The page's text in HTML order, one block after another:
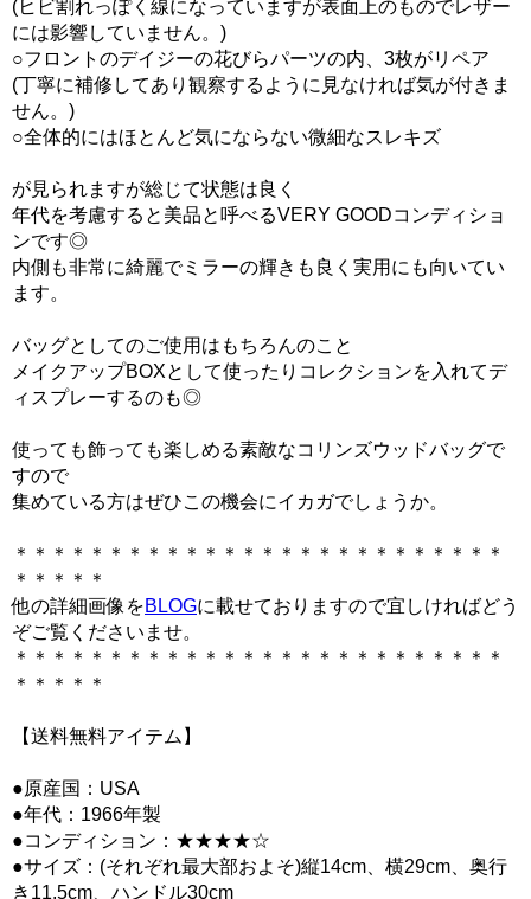
(ヒビ割れっぽく線になっていますが表面上のものでレザー
には影響していません。)
○フロントのデイジーの花びらパーツの内、3枚がリペア
(丁寧に補修してあり観察するように見なければ気が付きま
せん。)
○全体的にはほとんど気にならない微細なスレキズ
が見られますが総じて状態は良く
年代を考慮すると美品と呼べるVERY GOODコンディショ
ンです◎
内側も非常に綺麗でミラーの輝きも良く実用にも向いてい
ます。
バッグとしてのご使用はもちろんのこと
メイクアップBOXとして使ったりコレクションを入れてデ
ィスプレーするのも◎
使っても飾っても楽しめる素敵なコリンズウッドバッグで
すので
集めている方はぜひこの機会にイカガでしょうか。
＊＊＊＊＊＊＊＊＊＊＊＊＊＊＊＊＊＊＊＊＊＊＊＊＊＊
＊＊＊＊＊
他の詳細画像をBLOGに載せておりますので宜しければどう
ぞご覧くださいませ。
＊＊＊＊＊＊＊＊＊＊＊＊＊＊＊＊＊＊＊＊＊＊＊＊＊＊
＊＊＊＊＊
【送料無料アイテム】
●原産国：USA
●年代：1966年製
●コンディション：★★★★☆
●サイズ：(それぞれ最大部およそ)縦14cm、横29cm、奥行
き11.5cm、ハンドル30cm